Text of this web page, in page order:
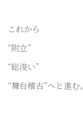
これから
“附立”
“総浚い”
“舞台稽古”へと進む。